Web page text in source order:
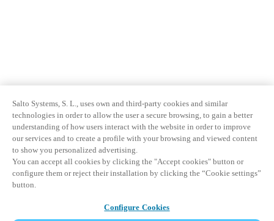
Salto Systems, S. L., uses own and third-party cookies and similar
technologies in order to allow the user a secure browsing, to gain a better
understanding of how users interact with the website in order to improve
our services and to create a profile with your browsing and viewed content
to show you personalized advertising.
You can accept all cookies by clicking the "Accept cookies" button or
configure them or reject their installation by clicking the “Cookie settings”
button.
Configure Cookies